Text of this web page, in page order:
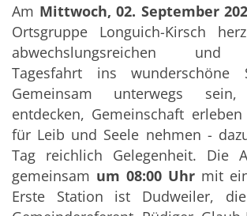
Am Mittwoch, 02. September
Ortsgruppe Longuich-Kirsch
abwechslungsreichen und
Tagesfahrt ins wunderschöne
Gemeinsam unterwegs
entdecken, Gemeinschaft
für Leib und Seele nehmen -
Tag reichlich Gelegenheit. Die
gemeinsam um 08:00 Uhr mit
Erste Station ist Dudweiler,